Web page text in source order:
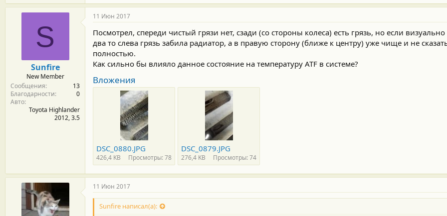
S
Sunfire
New Member
Сообщения
13
Благодарности
0
Авто
Toyota Highlander
2012, 3.5
11 Июн 2017
Посмотрел, спереди чистый грязи нет, сзади (со стороны колеса) есть грязь, но если
два то слева грязь забила радиатор, а в правую сторону (ближе к центру) уже чище и не
полностью.
Как сильно бы влияло данное состояние на температуру ATF в системе?
Вложения
DSC_0880.JPG
426,4 KB Просмотры: 78
DSC_0879.JPG
276,4 KB Просмотры: 74
11 Июн 2017
Sunfire написал(а):